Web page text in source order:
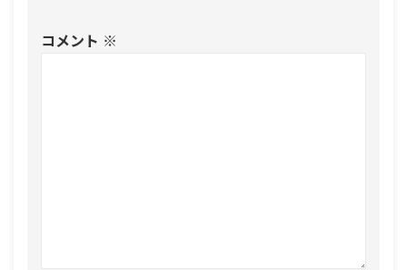
コメント ※